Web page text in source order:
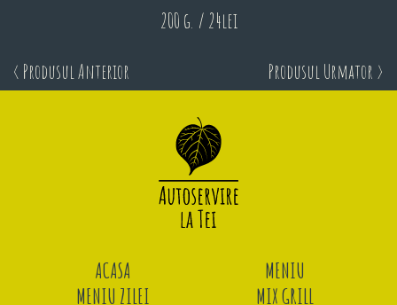
200 g. / 24lei
< Produsul Anterior Produsul Urmator >
ACASA
MENIU
MENIU ZILEI
MIX GRILL